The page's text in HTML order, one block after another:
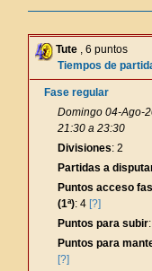
Tute , 6 puntos
Tiempos de
Fase regular
Domingo 04-Ago-
21:30 a 23:30
Divisiones: 2
Partidas a
Puntos acceso
(1ª): 4 [?]
Puntos para subir
Puntos para
[?]